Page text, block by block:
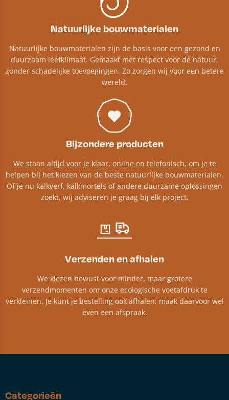
Natuurlijke bouwmaterialen
Natuurlijke bouwmaterialen zijn de basis voor een gezond en
duurzaam leefklimaat. Gemaakt met respect voor de natuur,
zonder schadelijke toevoegingen. Zo zorgen wij voor een betere
wereld.
Bijzondere producten
We staan altijd voor je klaar, online en telefonisch, om je te
helpen bij het kiezen van de beste natuurlijke bouwmaterialen.
Of je nu kalkverf, kalkmortels of andere duurzame oplossingen
zoekt, wij adviseren je graag bij elk project.​
Verzenden en afhalen
We kiezen bewust voor minder, maar grotere
verzendmomenten om onze ecologische voetafdruk te
verkleinen. Je kunt je bestelling ook afhalen; maak daarvoor wel
even een afspraak.
Categorieën